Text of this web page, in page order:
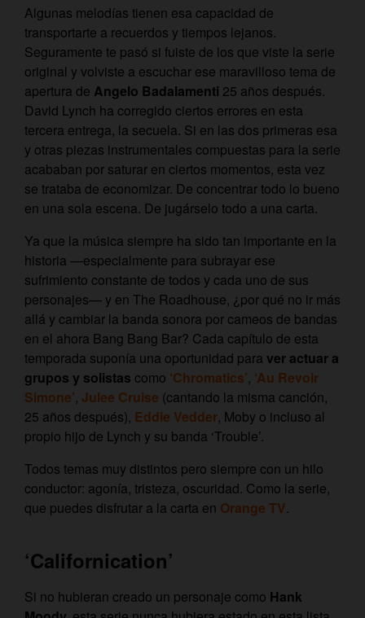
Algunas melodías tienen esa capacidad de
transportarte a recuerdos y tiempos lejanos.
Seguramente te pasó si fuiste de los que viste la serie
original y volviste a escuchar ese maravilloso tema de
apertura de Angelo Badalamenti 25 años después.
David Lynch ha corregido ciertos errores en esta
tercera entrega, la secuela. Si en las dos primeras esa
y otras piezas instrumentales compuestas para la serie
acababan por saturar en ciertos momentos, esta vez
se trataba de economizar. De concentrar todo lo bueno
en una sola escena. De jugárselo todo a una carta.
Ya que la música siempre ha sido tan importante en la
historia —especialmente para subrayar ese
sufrimiento constante de todos y cada uno de sus
personajes— y en The Roadhouse, ¿por qué no ir más
allá y cambiar la banda sonora por cameos de bandas
en el ahora Bang Bang Bar? Cada capítulo de esta
temporada suponía una oportunidad para ver actuar a
grupos y solistas como ‘Chromatics’, ‘Au Revoir
Simone’, Julee Cruise (cantando la misma canción,
25 años después), Eddie Vedder, Moby o incluso al
propio hijo de Lynch y su banda ‘Trouble’.
Todos temas muy distintos pero siempre con un hilo
conductor: agonía, tristeza, oscuridad. Como la serie,
que puedes disfrutar a la carta en Orange TV.
‘Californication’
Si no hubieran creado un personaje como Hank